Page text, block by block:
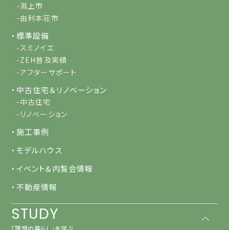
-潟上市
-由利本荘市
・標準設備
-スミノイエ
-ZEH普及実績
-アフターサポート
・中古住宅＆リノベーション
-中古住宅
-リノベーション
・施工事例
・モデルハウス
・イベント&内覧会情報
・不動産情報
STUDY
「理想の暮らし」を学ぶ